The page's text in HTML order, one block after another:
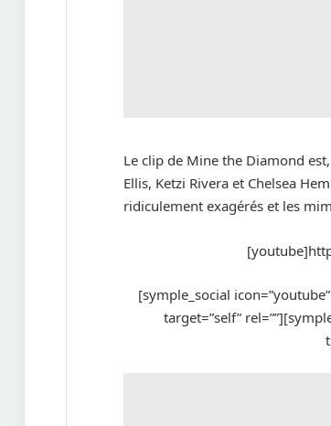
Le clip de Mine the Diamond
Ellis, Ketzi Rivera et Chelsea
ridiculement exagérés et les
[symple_social
target=”self”